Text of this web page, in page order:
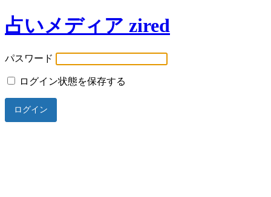
占いメディア zired
パスワード
ログイン状態を保存する